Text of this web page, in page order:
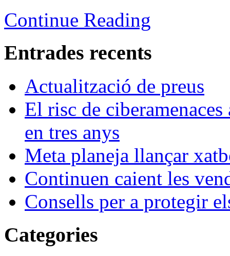
Continue Reading
Entrades recents
Actualització de preus
El risc de
en tres anys
Meta planeja llançar
Continuen caient les
Consells per a protegir
Categories